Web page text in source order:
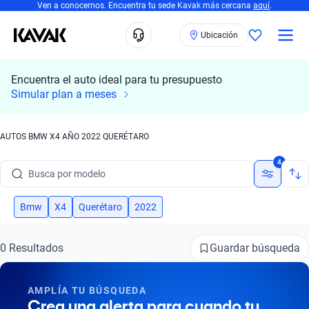
Ven a conocernos. Encuentra tu sede Kavak más cercana aquí.
Ubicación
Encuentra el auto ideal para tu presupuesto
Simular plan a meses
AUTOS BMW X4 AÑO 2022 QUERÉTARO
Busca por modelo
Busca por versión
Busca por marca
Busca por modelo
4
Bmw X4 Querétaro 2022
0 Resultados Guardar búsqueda
AMPLÍA TU BÚSQUEDA